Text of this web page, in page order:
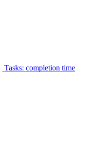
Tasks: completion time